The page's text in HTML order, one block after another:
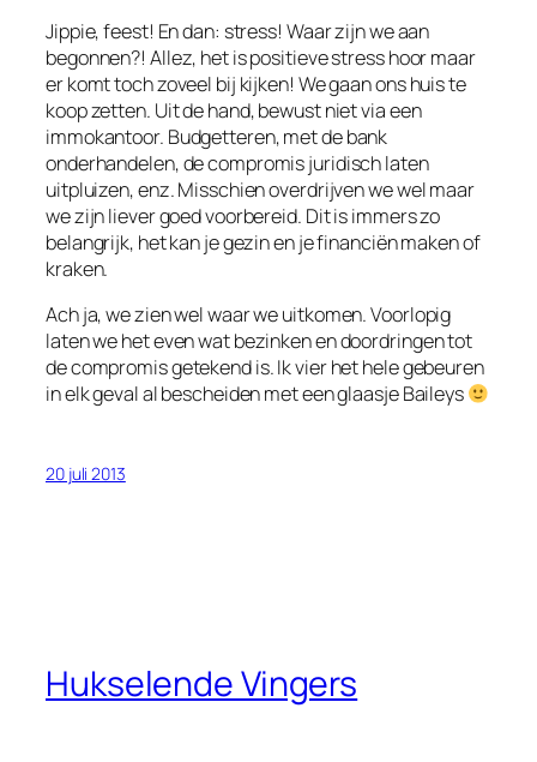
Jippie, feest! En dan: stress! Waar zijn we aan
begonnen?! Allez, het is positieve stress hoor maar
er komt toch zoveel bij kijken! We gaan ons huis te
koop zetten. Uit de hand, bewust niet via een
immokantoor. Budgetteren, met de bank
onderhandelen, de compromis juridisch laten
uitpluizen, enz. Misschien overdrijven we wel maar
we zijn liever goed voorbereid. Dit is immers zo
belangrijk, het kan je gezin en je financiën maken of
kraken.
Ach ja, we zien wel waar we uitkomen. Voorlopig
laten we het even wat bezinken en doordringen tot
de compromis getekend is. Ik vier het hele gebeuren
in elk geval al bescheiden met een glaasje Baileys
20 juli 2013
Hukselende Vingers